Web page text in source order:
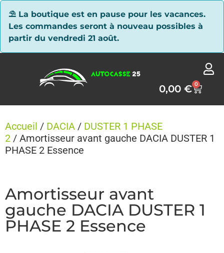
⛱ La boutique est en pause pour les vacances.
Les commandes seront à nouveau possibles à
partir du vendredi 21 août.
0,00€ 0
Accueil / DACIA / DUSTER 1 PHASE
2 / Amortisseur avant gauche DACIA DUSTER 1
PHASE 2 Essence
Amortisseur avant
gauche DACIA DUSTER 1
PHASE 2 Essence
Panneau de gestion des cookies